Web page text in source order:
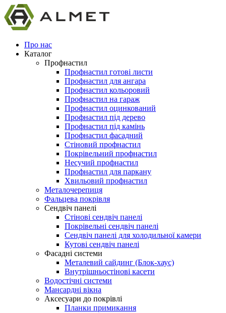
Про нас
Каталог
Профнастил
Профнастил готові листи
Профнастил для ангара
Профнастил кольоровий
Профнастил на гараж
Профнастил оцинкований
Профнастил під дерево
Профнастил під камінь
Профнастил фасадний
Стіновий профнастил
Покрівельний профнастил
Несучий профнастил
Профнастил для паркану
Хвильовий профнастил
Металочерепиця
Фальцева покрівля
Сендвіч панелі
Стінові сендвіч панелі
Покрівельні сендвіч панелі
Сендвіч панелі для холодильної камери
Кутові сендвіч панелі
Фасадні системи
Металевий сайдинг (Блок-хаус)
Внутрішньостінові касети
Водостічні системи
Мансардні вікна
Аксесуари до покрівлі
Планки примикання